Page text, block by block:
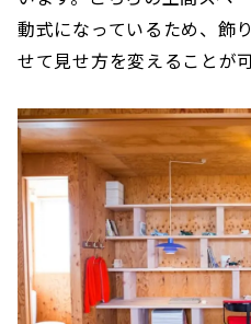
動式になっているため、飾
せて見せ方を変えることが可